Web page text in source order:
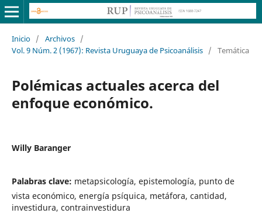
Inicio / Archivos /
Vol. 9 Núm. 2 (1967): Revista Uruguaya de Psicoanálisis / Temática
Polémicas actuales acerca del
enfoque económico.
Willy Baranger
Palabras clave: metapsicología, epistemología, punto de
vista económico, energía psíquica, metáfora, cantidad,
investidura, contrainvestidura